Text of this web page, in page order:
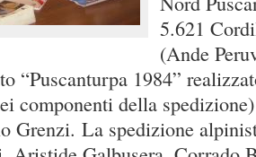
5.621
(Ande
“Puscanturpa 1984”
componenti della
Grenzi. La spedizione